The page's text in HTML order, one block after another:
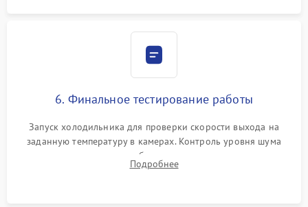
6. Финальное тестирование работы
Запуск холодильника для проверки скорости выхода на
заданную температуру в камерах. Контроль уровня шума
компрессора, отсутствия обмерзания стенок и корректного
срабатывания системы автоматической оттайки.
Подробнее